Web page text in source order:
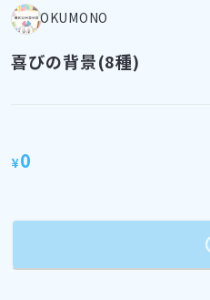
OKUMONO
喜びの背景(8種)
¥0